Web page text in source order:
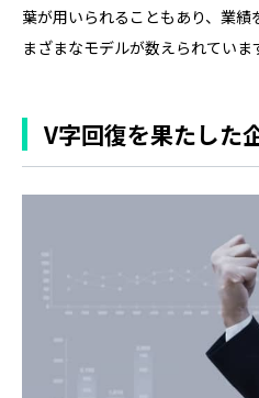
葉が用いられることもあり、業
まざまなモデルが数えられていま
V字回復を果たした